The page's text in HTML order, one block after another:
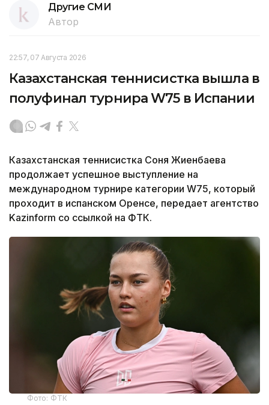
Другие СМИ
Автор
22:57, 07 Августа 2026
Казахстанская теннисистка вышла в
полуфинал турнира W75 в Испании
Казахстанская теннисистка Соня Жиенбаева
продолжает успешное выступление на
международном турнире категории W75, который
проходит в испанском Оренсе, передает агентство
Kazinform со ссылкой на ФТК.
Фото: ФТК